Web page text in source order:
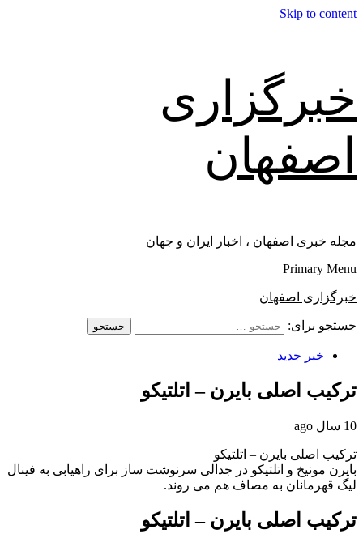
Skip to content
خبرگزاری
اصفهان
مجله خبری اصفهان ، اخبار ایران و جهان
Primary Menu
خبرگزاری اصفهان
جستجو برای:
خبر جدید
ترکیب اصلی بایرن – اتلتیکو
10 سال ago
ترکیب اصلی بایرن – اتلتیکو
بایرن مونیخ و اتلتیکو در جدالی سرنوشت ساز برای راهیابی به فینال
لیگ قهرمانان به مصاف هم می روند.
ترکیب اصلی بایرن – اتلتیکو